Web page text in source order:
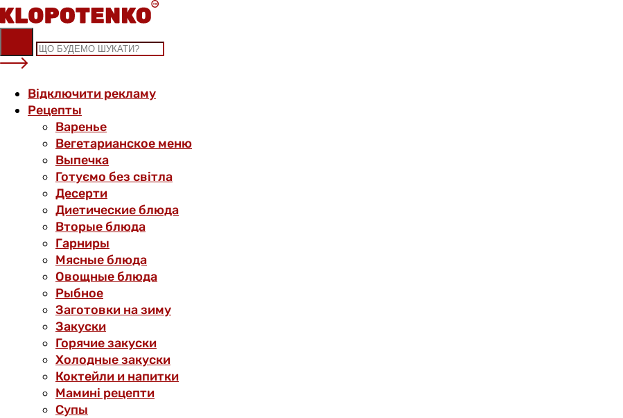
Skip
to
content
Відключити рекламу
Рецепты
Варенье
Вегетарианское меню
Выпечка
Готуємо без світла
Десерти
Диетические блюда
Вторые блюда
Гарниры
Мясные блюда
Овощные блюда
Рыбное
Заготовки на зиму
Закуски
Горячие закуски
Холодные закуски
Коктейли и напитки
Мамині рецепти
Супы